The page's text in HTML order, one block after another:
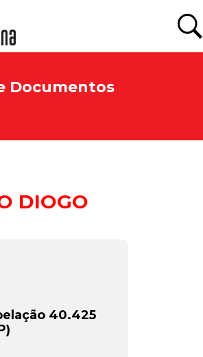
Documentos
DIOGO
40.425